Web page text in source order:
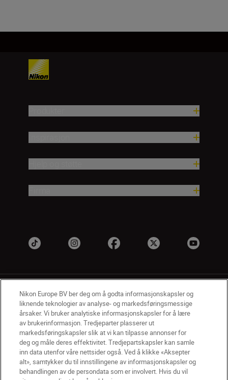
NO Nikon Sites
Kontakt oss Personvernerklæring
Bruksvilkår
Vilkår og betingelser for Nikon Store
Erklæring Om Informasjonskapsler
Tilgjengelighet
Nikon Europe BV ber deg om å godta informasjonskapsler og
liknende teknologier av analyse- og markedsføringsmessige
årsaker. Vi bruker analytiske informasjonskapsler for å lære
av brukerinformasjon. Tredjeparter plasserer ut
markedsføringskapsler slik at vi kan tilpasse annonser for
deg og måle deres effektivitet. Tredjepartskapsler kan samle
inn data utenfor våre nettsider også. Ved å klikke «Aksepter
alt», samtykker du til innstillingene av informasjonskapsler og
behandlingen av de persondata som er involvert. Hvis du vil